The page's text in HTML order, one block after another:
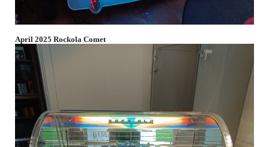
April 2025 Rockola Comet